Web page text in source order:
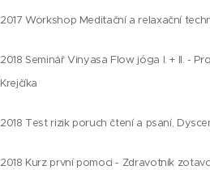
2017 Workshop Meditační a relaxační
2018 Seminář Vinyasa Flow jóga I. + II. -
Krejčíka
2018 Test rizik poruch čtení a psaní,
2018 Kurz první pomoci - Zdravotník